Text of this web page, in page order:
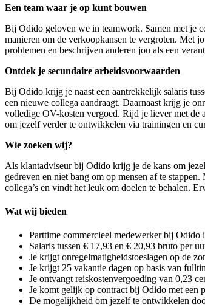
Een team waar je op kunt bouwen
Bij Odido geloven we in teamwork. Samen met je
manieren om de verkoopkansen te vergroten. Met
problemen en beschrijven anderen jou als een
Ontdek je secundaire arbeidsvoorwaarden
Bij Odido krijg je naast een aantrekkelijk salaris
een nieuwe collega aandraagt. Daarnaast krijg je
volledige OV-kosten vergoed. Rijd je liever met de
om jezelf verder te ontwikkelen via trainingen en
Wie zoeken wij?
Als klantadviseur bij Odido krijg je de kans om
gedreven en niet bang om op mensen af te
collega’s en vindt het leuk om doelen te behalen.
Wat wij bieden
Parttime commercieel medewerker bij
Salaris tussen € 17,93 en € 20,93 bruto per
Je krijgt onregelmatigheidstoeslagen op de
Je krijgt 25 vakantie dagen op basis van
Je ontvangt reiskostenvergoeding van 0,23
Je komt gelijk op contract bij Odido met een
De mogelijkheid om jezelf te ontwikkelen